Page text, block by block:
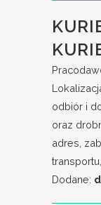
odbiór i
oraz
adres,
transportu,
Dodane: